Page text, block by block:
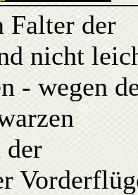
Falter der
nicht
- wegen
der